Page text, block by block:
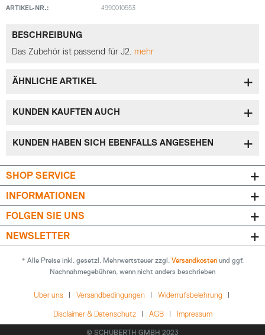
ARTIKEL-NR.: 4990010553
BESCHREIBUNG
Das Zubehör ist passend für J2. mehr
ÄHNLICHE ARTIKEL
KUNDEN KAUFTEN AUCH
KUNDEN HABEN SICH EBENFALLS ANGESEHEN
SHOP SERVICE
INFORMATIONEN
FOLGEN SIE UNS
NEWSLETTER
* Alle Preise inkl. gesetzl. Mehrwertsteuer zzgl. Versandkosten und ggf.
Nachnahmegebühren, wenn nicht anders beschrieben
Über uns Versandbedingungen Widerrufsbelehrung
Disclaimer & Datenschutz AGB Impressum
© SCHUBERTH GMBH 2023